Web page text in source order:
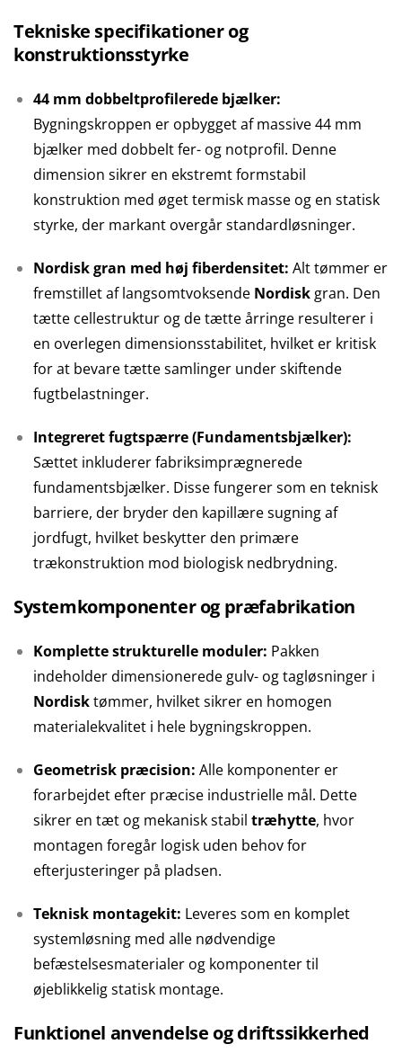
Tekniske specifikationer og
konstruktionsstyrke
44 mm dobbeltprofilerede bjælker:
Bygningskroppen er opbygget af massive 44 mm
bjælker med dobbelt fer- og notprofil. Denne
dimension sikrer en ekstremt formstabil
konstruktion med øget termisk masse og en statisk
styrke, der markant overgår standardløsninger.
Nordisk gran med høj fiberdensitet: Alt tømmer er
fremstillet af langsomtvoksende Nordisk gran. Den
tætte cellestruktur og de tætte årringe resulterer i
en overlegen dimensionsstabilitet, hvilket er kritisk
for at bevare tætte samlinger under skiftende
fugtbelastninger.
Integreret fugtspærre (Fundamentsbjælker):
Sættet inkluderer fabriksimprægnerede
fundamentsbjælker. Disse fungerer som en teknisk
barriere, der bryder den kapillære sugning af
jordfugt, hvilket beskytter den primære
trækonstruktion mod biologisk nedbrydning.
Systemkomponenter og præfabrikation
Komplette strukturelle moduler: Pakken
indeholder dimensionerede gulv- og tagløsninger i
Nordisktømmer, hvilket sikrer en homogen
materialekvalitet i hele bygningskroppen.
Geometrisk præcision: Alle komponenter er
forarbejdet efter præcise industrielle mål. Dette
sikrer en tæt og mekanisk stabil træhytte, hvor
montagen foregår logisk uden behov for
efterjusteringer på pladsen.
Teknisk montagekit: Leveres som en komplet
systemløsning med alle nødvendige
befæstelsesmaterialer og komponenter til
øjeblikkelig statisk montage.
Funktionel anvendelse og driftssikkerhed